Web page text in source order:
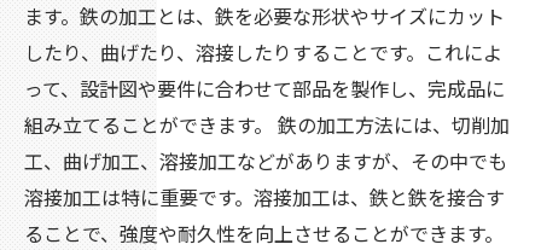
ます。鉄の加工とは、鉄を必要な形状やサイズにカット
したり、曲げたり、溶接したりすることです。これによ
って、設計図や要件に合わせて部品を製作し、完成品に
組み立てることができます。 鉄の加工方法には、切削加
工、曲げ加工、溶接加工などがありますが、その中でも
溶接加工は特に重要です。溶接加工は、鉄と鉄を接合す
ることで、強度や耐久性を向上させることができます。